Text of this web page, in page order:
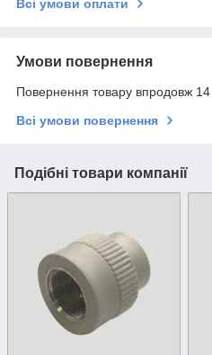
Всі умови оплати
Умови повернення
Повернення товару впродовж 14
Всі умови повернення
Подібні товари компанії